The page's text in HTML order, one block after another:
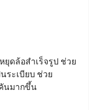
ดล้อสำเร็จรูป ช่วย
ระเบียบ ช่วย
นมากขึ้น